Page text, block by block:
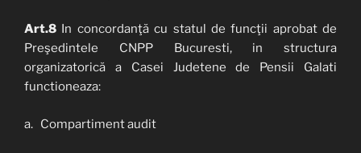
Art.8 In concordanţă cu statul de funcţii aprobat de
Preşedintele CNPP Bucuresti, in structura
organizatorică a Casei Judetene de Pensii Galati
functioneaza:
a. Compartiment audit